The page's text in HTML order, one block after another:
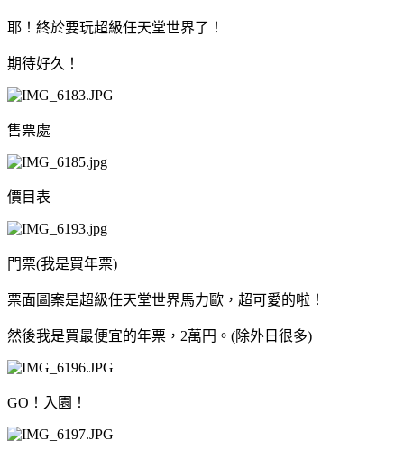
耶！終於要玩超級任天堂世界了！
期待好久！
售票處
價目表
門票(我是買年票)
票面圖案是超級任天堂世界馬力歐，超可愛的啦！
然後我是買最便宜的年票，2萬円。(除外日很多)
GO！入園！